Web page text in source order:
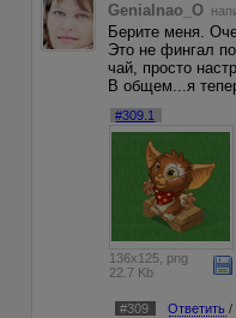
Genialnao_O
Берите меня.
Это не фингал
чай, просто
В общем...я
#309.1
136x125, png
22.7 Kb
#309 Ответить /